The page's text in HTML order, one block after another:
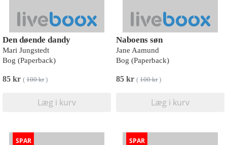
Den døende dandy
Mari Jungstedt
Bog (Paperback)
85 kr ( 100 kr)
Læg i kurv
Naboens søn
Jane Aamund
Bog (Paperback)
85 kr ( 100 kr)
Læg i kurv
SPAR
SPAR